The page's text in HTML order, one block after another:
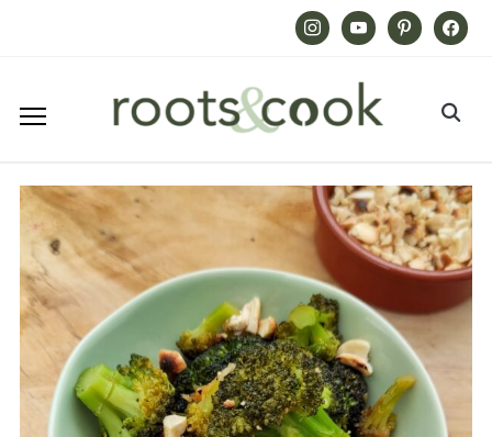
InstagramYoutube PinterestFacebook